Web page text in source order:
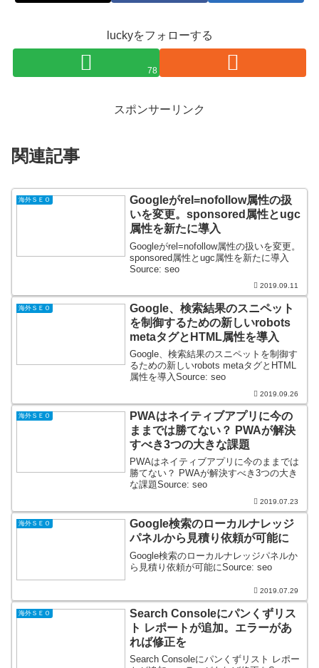
luckyをフォローする
78
スポンサーリンク
関連記事
海外ＳＥＯ
Googleがrel=nofollow属性の扱
いを変更。sponsored属性とugc
属性を新たに導入
Googleがrel=nofollow属性の扱いを変更。
sponsored属性とugc属性を新たに導入
Source: seo
2019.09.11
海外ＳＥＯ
Google、検索結果のスニペット
を制御するための新しいrobots
metaタグとHTML属性を導入
Google、検索結果のスニペットを制御す
るための新しいrobots metaタグとHTML
属性を導入Source: seo
2019.09.26
海外ＳＥＯ
PWAはネイティブアプリに今の
ままでは勝てない？ PWAが解決
すべき3つの大きな課題
PWAはネイティブアプリに今のままでは
勝てない？ PWAが解決すべき3つの大き
な課題Source: seo
2019.07.23
海外ＳＥＯ
Google検索のローカルナレッジ
パネルから見積り依頼が可能に
Google検索のローカルナレッジパネルか
ら見積り依頼が可能にSource: seo
2019.07.29
海外ＳＥＯ
Search Consoleにパンくずリス
ト レポートが追加。エラーがあ
れば修正を
Search Consoleにパンくずリスト レポー